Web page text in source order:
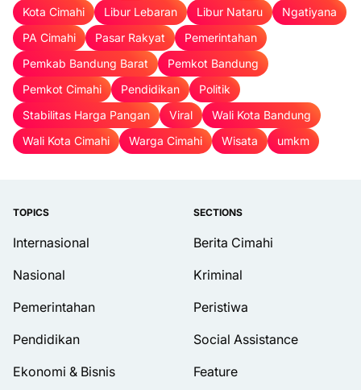
Kota Cimahi
Libur Lebaran Libur Nataru
Ngatiyana
PA Cimahi
Pasar Rakyat
Pemerintahan
Pemkab Bandung Barat
Pemkot Bandung
Pemkot Cimahi
Pendidikan
Politik
Stabilitas Harga Pangan
Viral
Wali Kota Bandung
Wali Kota Cimahi
Warga Cimahi Wisata umkm
TOPICS
Internasional
Nasional
Pemerintahan
Pendidikan
Ekonomi & Bisnis
SECTIONS
Berita Cimahi
Kriminal
Peristiwa
Social Assistance
Feature